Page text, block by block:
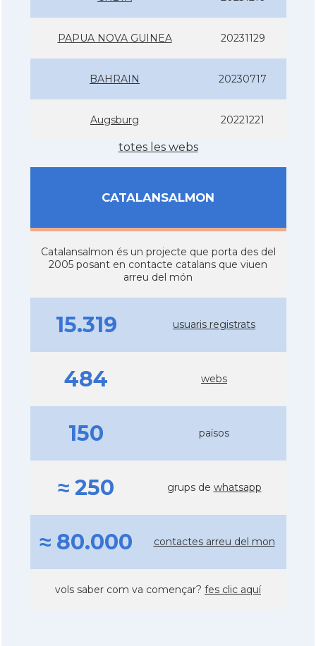
PAPUA NOVA GUINEA 20231129
BAHRAIN 20230717
Augsburg 20221221
totes les webs
CATALANSALMON
Catalansalmon és un projecte que porta des del
2005 posant en contacte catalans que viuen
arreu del món
15.319 usuaris registrats
484 webs
150 països
≈ 250 grups de whatsapp
≈ 80.000 contactes arreu del mon
vols saber com va començar? fes clic aquí